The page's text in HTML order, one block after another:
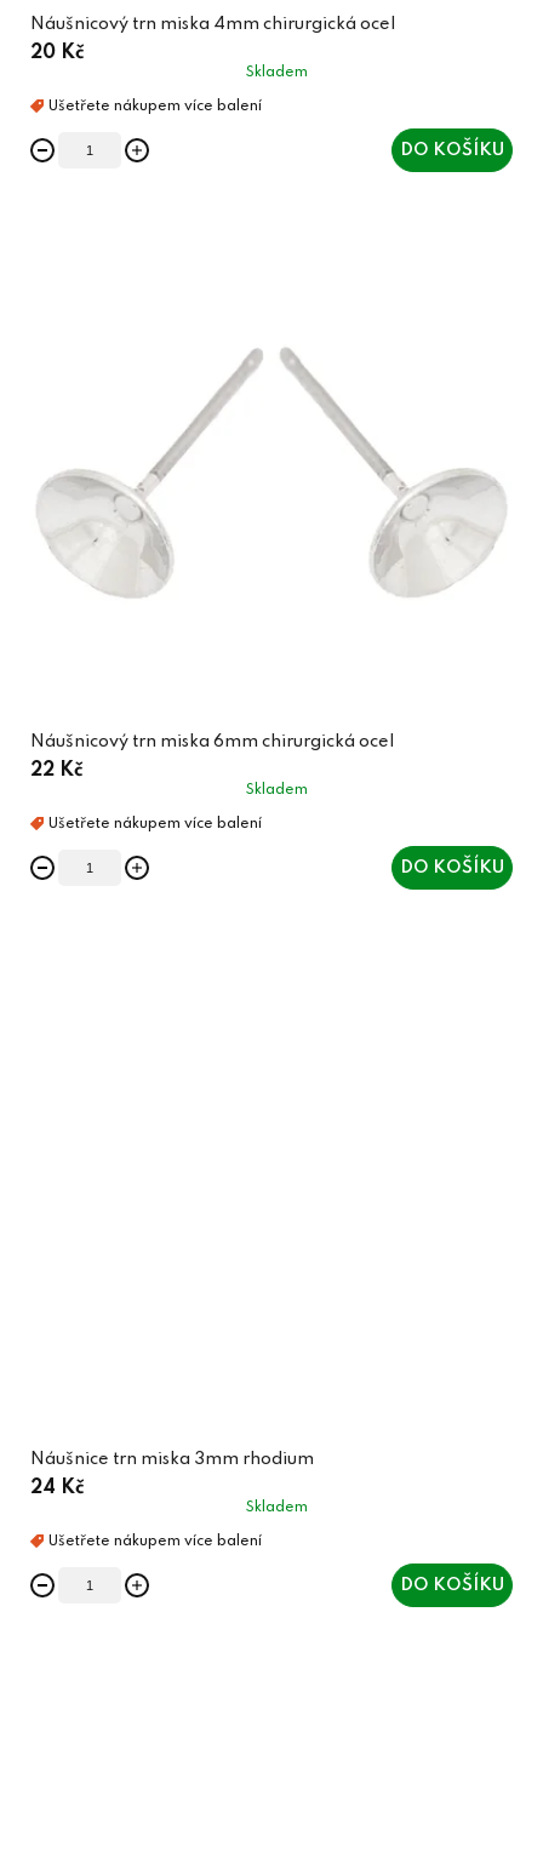
Náušnicový trn miska 4mm chirurgická ocel
20 Kč
Skladem
DO KOŠÍKU
Náušnicový trn miska 6mm chirurgická ocel
22 Kč
Skladem
DO KOŠÍKU
Náušnice trn miska 3mm rhodium
24 Kč
Skladem
DO KOŠÍKU